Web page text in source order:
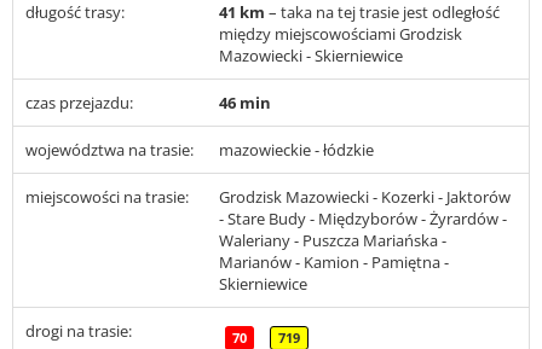
długość trasy: 41 km – taka na tej trasie jest odległość
między miejscowościami Grodzisk
Mazowiecki - Skierniewice
czas przejazdu: 46 min
województwa na trasie: mazowieckie - łódzkie
miejscowości na trasie:
Grodzisk Mazowiecki - Kozerki - Jaktorów
- Stare Budy - Międzyborów - Żyrardów -
Waleriany - Puszcza Mariańska -
Marianów - Kamion - Pamiętna -
Skierniewice
drogi na trasie: 70 719